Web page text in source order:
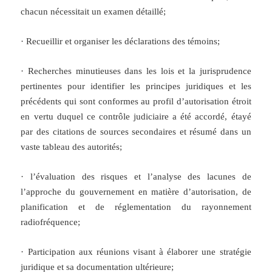
chacun nécessitait un examen détaillé;
· Recueillir et organiser les déclarations des témoins;
· Recherches minutieuses dans les lois et la jurisprudence
pertinentes pour identifier les principes juridiques et les
précédents qui sont conformes au profil d’autorisation étroit
en vertu duquel ce contrôle judiciaire a été accordé, étayé
par des citations de sources secondaires et résumé dans un
vaste tableau des autorités;
· l’évaluation des risques et l’analyse des lacunes de
l’approche du gouvernement en matière d’autorisation, de
planification et de réglementation du rayonnement
radiofréquence;
· Participation aux réunions visant à élaborer une stratégie
juridique et sa documentation ultérieure;